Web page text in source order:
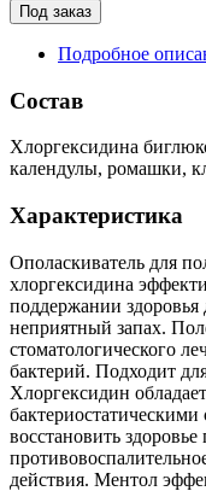
Под заказ
Подробное
Состав
Хлоргексидина
календулы, ромашки,
Характеристика
Ополаскиватель для
хлоргексидина
поддержании здоровья
неприятный запах.
стоматологического
бактерий. Подходит
Хлоргексидин
бактериостатическими
восстановить
действия. Ментол